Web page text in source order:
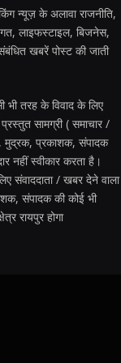
न्यूज़ के अलावा राजनीति,
लाइफस्टाइल, बिजनेस,
खबरें पोस्ट की जाती
तरह के विवाद के लिए
सामग्री ( समाचार /
मुद्रक, प्रकाशक, संपादक
नहीं स्वीकार करता है।
संवाददाता / खबर देने वाला
संपादक की कोई भी
रायपुर होगा